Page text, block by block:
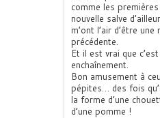
comme les
nouvelle salve
m’ont l’air d’être
précédente.
Et il est vrai que
enchaînement.
Bon amusement à
pépites… des fois
la forme d’une
d’une pomme !